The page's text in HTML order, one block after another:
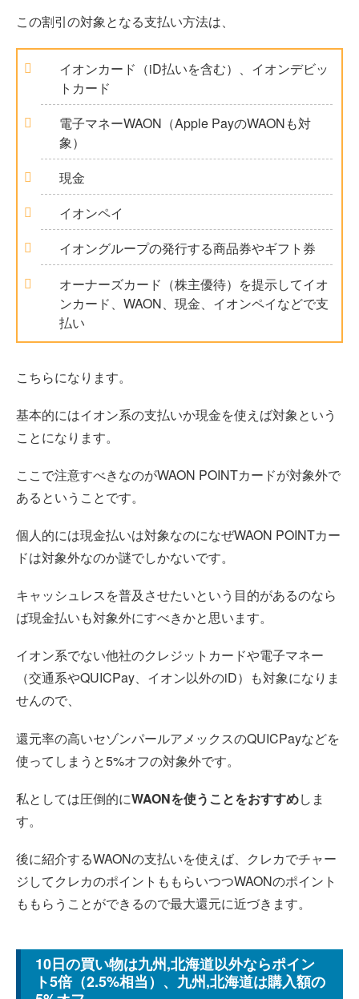
この割引の対象となる支払い方法は、
イオンカード（iD払いを含む）、イオンデビッ
トカード
電子マネーWAON（Apple PayのWAONも対
象）
現金
イオンペイ
イオングループの発行する商品券やギフト券
オーナーズカード（株主優待）を提示してイオ
ンカード、WAON、現金、イオンペイなどで支
払い
こちらになります。
基本的にはイオン系の支払いか現金を使えば対象という
ことになります。
ここで注意すべきなのがWAON POINTカードが対象外で
あるということです。
個人的には現金払いは対象なのになぜWAON POINTカー
ドは対象外なのか謎でしかないです。
キャッシュレスを普及させたいという目的があるのなら
ば現金払いも対象外にすべきかと思います。
イオン系でない他社のクレジットカードや電子マネー
（交通系やQUICPay、イオン以外のiD）も対象になりま
せんので、
還元率の高いセゾンパールアメックスのQUICPayなどを
使ってしまうと5%オフの対象外です。
私としては圧倒的にWAONを使うことをおすすめしま
す。
後に紹介するWAONの支払いを使えば、クレカでチャー
ジしてクレカのポイントももらいつつWAONのポイント
ももらうことができるので最大還元に近づきます。
10日の買い物は九州,北海道以外ならポイン
ト5倍（2.5%相当）、九州,北海道は購入額の